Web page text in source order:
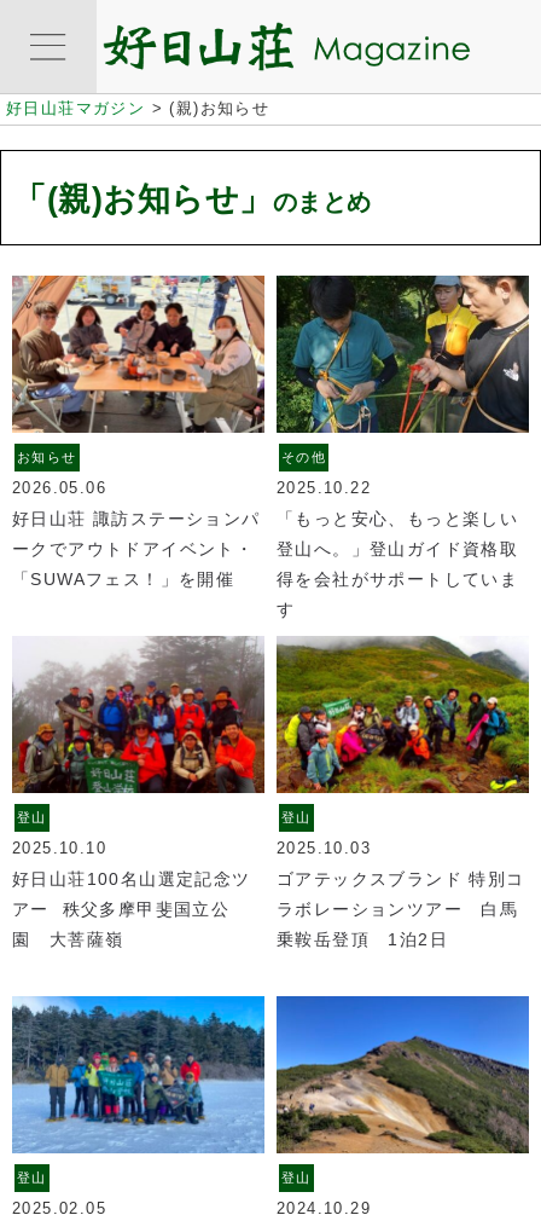
好日山荘マガジン >(親)お知らせ
「(親)お知らせ」 のまとめ
お知らせ
2026.05.06
好日山荘 諏訪ステーションパ
ークでアウトドアイベント・
「SUWAフェス！」を開催
その他
2025.10.22
「もっと安心、もっと楽しい
登山へ。」登山ガイド資格取
得を会社がサポートしていま
す
登山
2025.10.10
好日山荘100名山選定記念ツ
アー 秩父多摩甲斐国立公
園 大菩薩嶺
登山
2025.10.03
ゴアテックスブランド 特別コ
ラボレーションツアー 白馬
乗鞍岳登頂 1泊2日
登山
2025.02.05
登山
2024.10.29